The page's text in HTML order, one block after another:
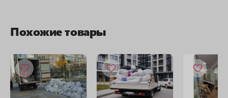
Похожие товары